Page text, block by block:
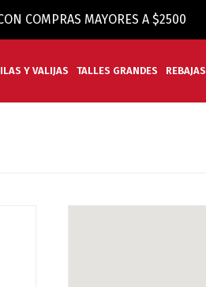
COMPRAS MAYORES A $2500
Y VALIJAS TALLES GRANDES REBAJAS